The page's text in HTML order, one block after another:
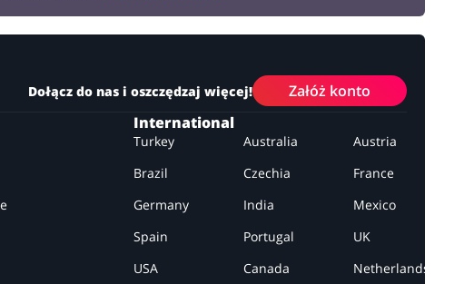
Dołącz do nas i oszczędzaj więcej! Załóż konto
International
Turkey Australia
Austria
Brazil
Czechia
France
Germany
India
Mexico
Spain
Portugal
UK
USA
Canada Netherlands